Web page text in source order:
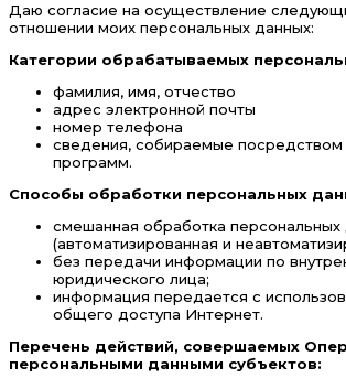
Даю согласие на осуществление
отношении моих персональных данных:
Категории обрабатываемых
фамилия, имя, отчество
адрес электронной почты
номер телефона
сведения, собираемые посредством
программ.
Способы обработки персональных
смешанная обработка персональных
(автоматизированная и
без передачи информации по
юридического лица;
информация передается с
общего доступа Интернет.
Перечень действий, совершаемых
персональными данными субъектов: